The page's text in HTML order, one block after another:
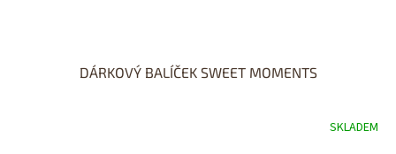
DÁRKOVÝ BALÍČEK SWEET MOMENTS
SKLADEM